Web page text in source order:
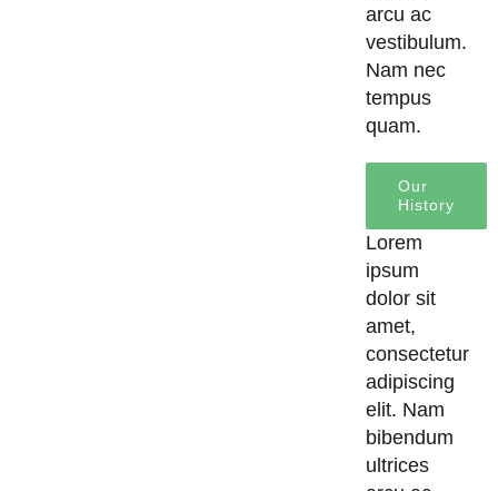
arcu ac
vestibulum.
Nam nec
tempus
quam.
Our
History
Lorem
ipsum
dolor sit
amet,
consectetur
adipiscing
elit. Nam
bibendum
ultrices